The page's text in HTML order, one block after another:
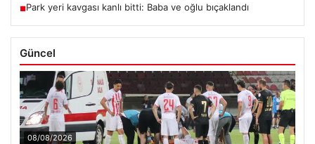
■Park yeri kavgası kanlı bitti: Baba ve oğlu bıçaklandı
Güncel
08/08/2026